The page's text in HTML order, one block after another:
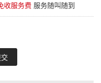
收服务费 服务随叫随到